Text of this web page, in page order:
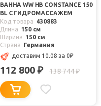
ВАННА WW HB CONSTANCE 150
BL С ГИДРОМАССАЖЕМ
Код товара
430883
Длина
150 см
Ширина
150 см
Страна
Германия
доставим 10.08 за 0₽
112 800 ₽ 138 744₽